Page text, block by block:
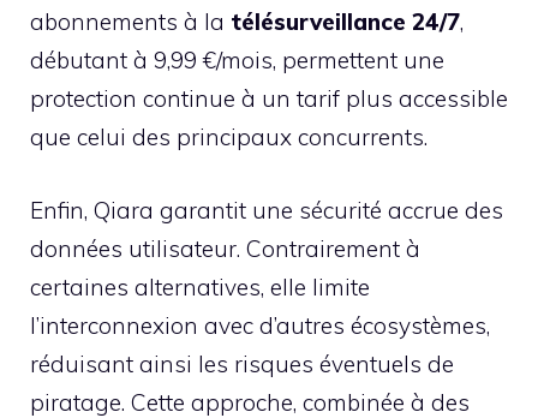
abonnements à la télésurveillance 24/7,
débutant à 9,99 €/mois, permettent une
protection continue à un tarif plus accessible
que celui des principaux concurrents.
Enfin, Qiara garantit une sécurité accrue des
données utilisateur. Contrairement à
certaines alternatives, elle limite
l’interconnexion avec d’autres écosystèmes,
réduisant ainsi les risques éventuels de
piratage. Cette approche, combinée à des